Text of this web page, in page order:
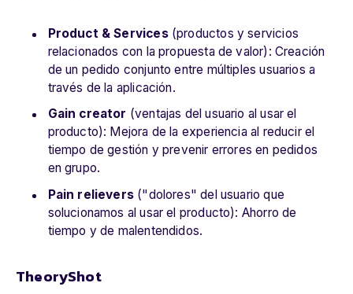
Product & Services(productos y servicios
relacionados con la propuesta de valor): Creación
de un pedido conjunto entre múltiples usuarios a
través de la aplicación.
Gain creator (ventajas del usuario al usar el
producto): Mejora de la experiencia al reducir el
tiempo de gestión y prevenir errores en pedidos
en grupo.
Pain relievers ("dolores" del usuario que
solucionamos al usar el producto): Ahorro de
tiempo y de malentendidos.
TheoryShot